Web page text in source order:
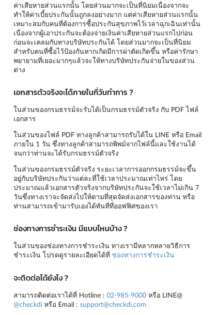
ค่าเสียหายส่วนแรกนั้น โดยส่วนมากจะเป็นที่นิยมเนื่องจากจะ
ทำให้ค่าเบี้ยประกันนั้นถูกลงอย่างมาก แต่ค่าเสียหายส่วนแรกนั้น
เหมาะสมกับคนที่ต้องการซื้อประกันสุขภาพไว้เวลาฉุกเฉินเท่านั้น
เนื่องจากผู้เอาประกันจะต้องจ่ายเงินค่าเสียหายส่วนแรกไปก่อน
ก่อนจะเคลมกับทางบริษัทประกันได้ โดยส่วนมากจะเป็นที่นิยม
สำหรับคนที่ซื้อไว้ป้องกันหากเกิดมีการผ่าตัดเกิดขึ้น หรือค่ารักษา
พยายามที่เยอะมากๆแล้วจะให้ทางบริษัทประกันจ่ายในของส่วน
ต่าง
เอกสารตัวจริงจะได้ภายในกี่วันทำการ ?
ในส่วนของกรมธรรม์จะรับได้เป็นกรมธรรม์ตัวจริง กับ PDF ไฟล์
เอกสาร
ในส่วนของไฟล์ PDF ทางลูกค้าสามารถรับได้ใน LINE หรือ Email
ภายใน 1 วัน ซึ่งทางลูกค้าสามารถพิพม์จากไฟล์นี้และใช้งานได้
จนกว่าท่านจะได้รับกรมธรรม์ตัวจริง
ในส่วนของกรมธรรม์ตัวจริง ระยะเวลาการออกกรมธรรม์จะขึ้น
อยู่กับบริษัทประกันว่าแต่ละที่ใช้เวลาประมาณเท่าไหร่ โดย
ประมาณแล้วเอกสารตัวจริงจากบริษัทประกันจะใช้เวลาไม่เกิน 7
วันซึ่งทางเราจะจัดส่งไปให้ตามที่สุดจัดส่งเอกสารของท่าน หรือ
ท่านสามารถเข้ามารับเองได้ทันทีที่ออฟฟิศของเรา
ช่องทางการชำระเงิน มีแบบไหนบ้าง ?
ในส่วนของช่องทางการชำระเงิน ทางเรามีหลากหลายวิธีการ
ชำระเงิน โปรดดูรายละเอียดได้ที่ ช่องทางการชำระเงิน
จะติดต่อได้ยังไง ?
สามารถติดต่อเราได้ที่ Hotline : 02-985-9000 หรือ LINE@
@checkdi หรือ Email : support@checkdi.com